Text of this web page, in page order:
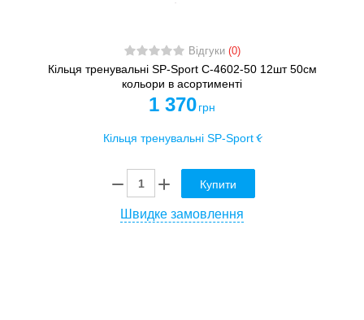
Відгуки (0)
Кільця тренувальні SP-Sport C-4602-50 12шт 50см
кольори в асортименті
1 370 грн
Купити
Швидке замовлення